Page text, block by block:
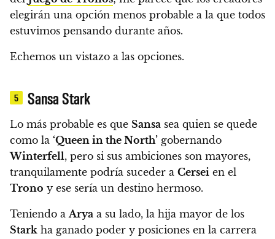
elegirán una opción menos probable a la que todos
estuvimos pensando durante años.
Echemos un vistazo a las opciones.
5 Sansa Stark
Lo más probable es que Sansa sea quien se quede
como la ‘Queen in the North’ gobernando
Winterfell, pero si sus ambiciones son mayores,
tranquilamente podría suceder a Cersei en el
Trono y ese sería un destino hermoso.
Teniendo aArya a su lado, la hija mayor de los
Stark ha ganado poder y posiciones en la carrera